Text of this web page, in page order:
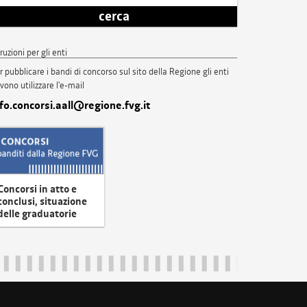
cerca
per gli enti
pubblicare i bandi di concorso sul sito della Regione gli enti
utilizzare l'e-mail
in atto e
situazione
graduatorie